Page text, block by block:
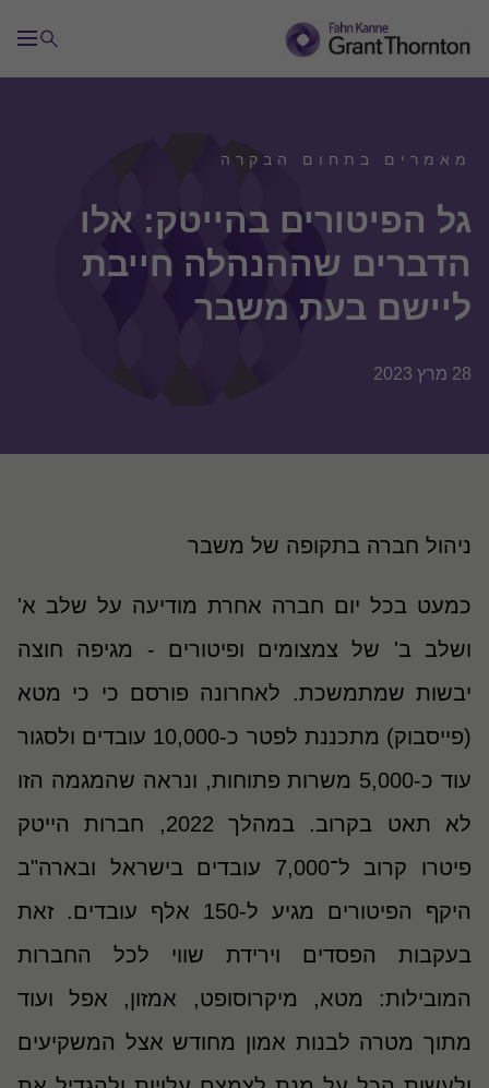
מאמרים בתחום הבקרה
גל הפיטורים בהייטק: אלו
הדברים שההנהלה חייבת
ליישם בעת משבר
28 מרץ 2023
ניהול חברה בתקופה של משבר
כמעט בכל יום חברה אחרת מודיעה על שלב א'
ושלב ב' של צמצומים ופיטורים - מגיפה חוצה
יבשות שמתמשכת. לאחרונה פורסם כי כי מטא
(פייסבוק) מתכננת לפטר כ-10,000 עובדים ולסגור
עוד כ-5,000 משרות פתוחות, ונראה שהמגמה הזו
לא תאט בקרוב. במהלך 2022, חברות הייטק
פיטרו קרוב ל־7,000 עובדים בישראל ובארה"ב
היקף הפיטורים מגיע ל-150 אלף עובדים. זאת
בעקבות הפסדים וירידת שווי לכל החברות
המובילות: מטא, מיקרוסופט, אמזון, אפל ועוד
מתוך מטרה לבנות אמון מחודש אצל המשקיעים